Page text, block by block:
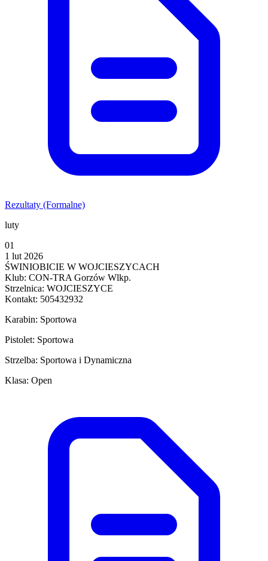
Rezultaty (Formalne)
luty
01
1 lut 2026
ŚWINIOBICIE W WOJCIESZYCACH
Klub: CON-TRA Gorzów Wlkp.
Strzelnica: WOJCIESZYCE
Kontakt: 505432932
Karabin: Sportowa
Pistolet: Sportowa
Strzelba: Sportowa i Dynamiczna
Klasa: Open